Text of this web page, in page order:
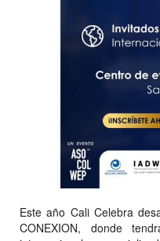
Este año Cali Celebra
CONEXION, donde